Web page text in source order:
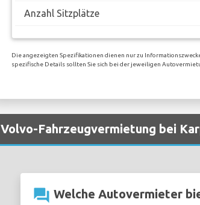
Anzahl Sitzplätze
Die angezeigten Spezifikationen dienen nur zu
spezifische Details sollten Sie sich bei der jeweiligen
Volvo-Fahrzeugvermietung bei
question_answer Welche Autovermieter